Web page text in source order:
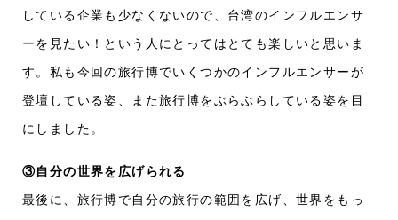
している企業も少なくないので、台湾のインフルエンサ
ーを見たい！という人にとってはとても楽しいと思いま
す。私も今回の旅行博でいくつかのインフルエンサーが
登壇している姿、また旅行博をぶらぶらしている姿を目
にしました。
③自分の世界を広げられる
最後に、旅行博で自分の旅行の範囲を広げ、世界をもっ